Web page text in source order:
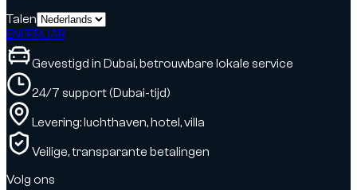
Talen
ENFRRUAR
Gevestigd in Dubai, betrouwbare lokale service
24/7 support (Dubai-tijd)
Levering: luchthaven, hotel, villa
Veilige, transparante betalingen
Volg ons